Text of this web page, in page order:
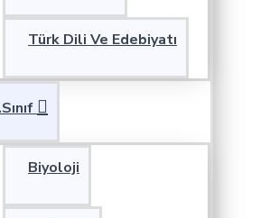
Türk Dili Ve Edebiyatı
Biyoloji